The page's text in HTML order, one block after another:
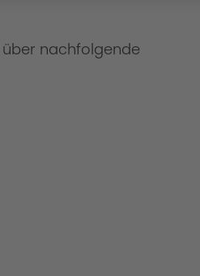
über nachfolgende